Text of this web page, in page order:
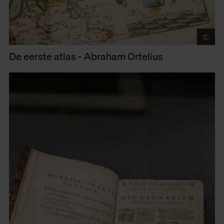
©
De eerste atlas - Abraham Ortelius